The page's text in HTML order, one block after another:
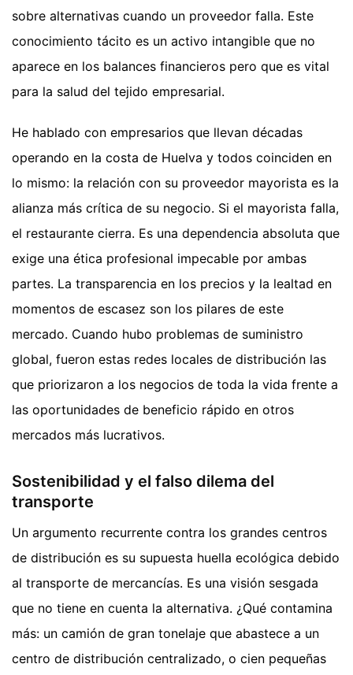
sobre alternativas cuando un proveedor falla. Este
conocimiento tácito es un activo intangible que no
aparece en los balances financieros pero que es vital
para la salud del tejido empresarial.
He hablado con empresarios que llevan décadas
operando en la costa de Huelva y todos coinciden en
lo mismo: la relación con su proveedor mayorista es la
alianza más crítica de su negocio. Si el mayorista falla,
el restaurante cierra. Es una dependencia absoluta que
exige una ética profesional impecable por ambas
partes. La transparencia en los precios y la lealtad en
momentos de escasez son los pilares de este
mercado. Cuando hubo problemas de suministro
global, fueron estas redes locales de distribución las
que priorizaron a los negocios de toda la vida frente a
las oportunidades de beneficio rápido en otros
mercados más lucrativos.
Sostenibilidad y el falso dilema del
transporte
Un argumento recurrente contra los grandes centros
de distribución es su supuesta huella ecológica debido
al transporte de mercancías. Es una visión sesgada
que no tiene en cuenta la alternativa. ¿Qué contamina
más: un camión de gran tonelaje que abastece a un
centro de distribución centralizado, o cien pequeñas